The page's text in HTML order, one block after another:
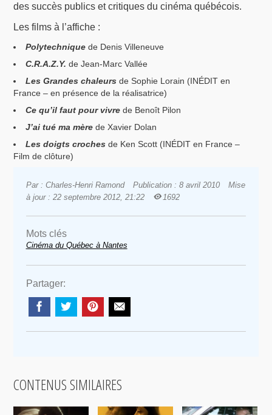
des succès publics et critiques du cinéma québécois.
Les films à l’affiche :
Polytechniquede Denis Villeneuve
C.R.A.Z.Y. de Jean-Marc Vallée
Les Grandes chaleursde Sophie Lorain (INÉDIT en
France – en présence de la réalisatrice)
Ce qu’il faut pour vivrede Benoît Pilon
J’ai tué ma mèrede Xavier Dolan
Les doigts crochesde Ken Scott (INÉDIT en France –
Film de clôture)
Par : Charles-Henri Ramond Publication : 8 avril 2010
Mise
à jour : 22 septembre 2012, 21:22
1692
Mots clés
Cinéma du Québec à Nantes
Partager:
CONTENUS SIMILAIRES